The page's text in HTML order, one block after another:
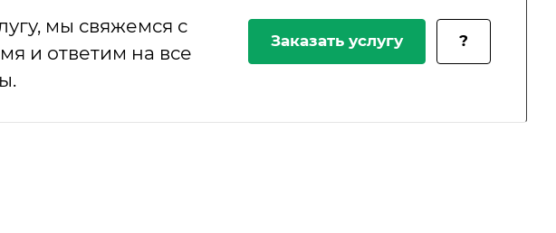
мы свяжемся с
и ответим на все
Заказать услугу ?